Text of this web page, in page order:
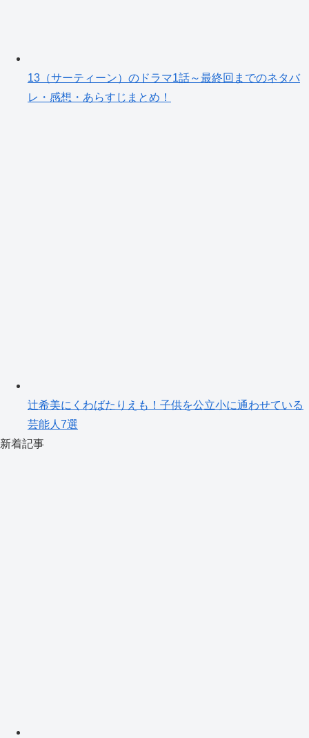
13（サーティーン）のドラマ1話～最終回までのネタバ
レ・感想・あらすじまとめ！
辻希美にくわばたりえも！子供を公立小に通わせている
芸能人7選
新着記事